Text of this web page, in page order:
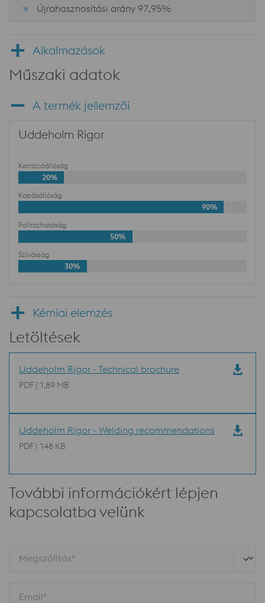
Újrahasznosítási arány 97,95%
Alkalmazások
Műszaki adatok
A termék jellemzői
Uddeholm Rigor
Korrózióállóság
20%
Kopásállóság
90%
Polírozhatóság
50%
Szívósság
30%
Kémiai elemzés
Letöltések
Uddeholm Rigor - Technical brochure
PDF | 1,89 MB
Uddeholm Rigor - Welding recommendations
PDF | 148 KB
További információkért lépjen
kapcsolatba velünk
Megszólítás*
Email*